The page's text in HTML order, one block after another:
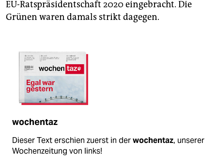
EU-Ratspräsidentschaft 2020 eingebracht. Die
Grünen waren damals strikt dagegen.
wochentaz
Dieser Text erschien zuerst in derwochentaz, unserer
Wochenzeitung von links!